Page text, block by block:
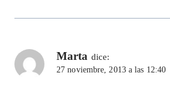
Marta dice:
27 noviembre, 2013 a las 12:40